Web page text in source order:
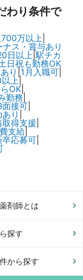
わり条件で
万以上
ナス・賞与あり
日以上 駅チカ
日祝も勤務OK
り 1月入職可|
以上|
OK|
勤務|
面接可|
り
取得支援
支給|
卒応募可|
剤師とは
探す
から探す